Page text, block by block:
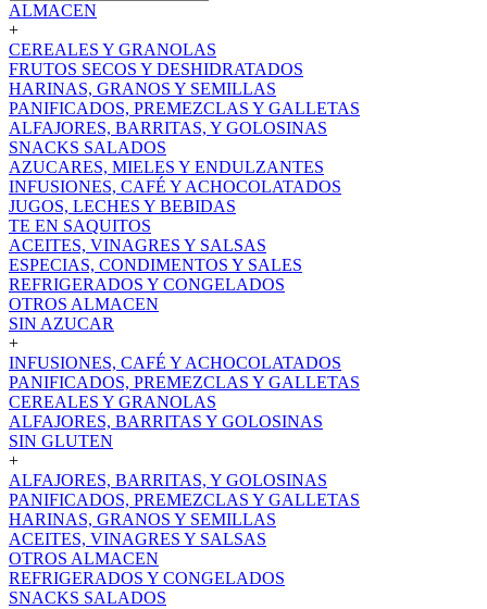
ALMACEN
+
CEREALES Y GRANOLAS
FRUTOS SECOS Y DESHIDRATADOS
HARINAS, GRANOS Y SEMILLAS
PANIFICADOS, PREMEZCLAS Y GALLETAS
ALFAJORES, BARRITAS, Y GOLOSINAS
SNACKS SALADOS
AZUCARES, MIELES Y ENDULZANTES
INFUSIONES, CAFÉ Y ACHOCOLATADOS
JUGOS, LECHES Y BEBIDAS
TE EN SAQUITOS
ACEITES, VINAGRES Y SALSAS
ESPECIAS, CONDIMENTOS Y SALES
REFRIGERADOS Y CONGELADOS
OTROS ALMACEN
SIN AZUCAR
+
INFUSIONES, CAFÉ Y ACHOCOLATADOS
PANIFICADOS, PREMEZCLAS Y GALLETAS
CEREALES Y GRANOLAS
ALFAJORES, BARRITAS Y GOLOSINAS
SIN GLUTEN
+
ALFAJORES, BARRITAS, Y GOLOSINAS
PANIFICADOS, PREMEZCLAS Y GALLETAS
HARINAS, GRANOS Y SEMILLAS
ACEITES, VINAGRES Y SALSAS
OTROS ALMACEN
REFRIGERADOS Y CONGELADOS
SNACKS SALADOS